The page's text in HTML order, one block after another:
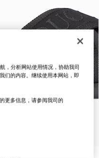
，分析网站使用情况，协助我司
们的内容。继续使用本网站，即
更多信息，请参阅我司的